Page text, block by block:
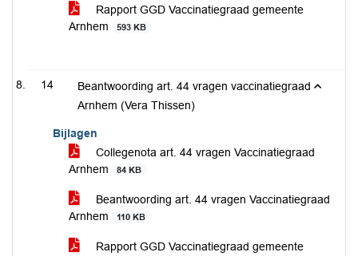
Rapport GGD Vaccinatiegraad gemeente
Arnhem
593 KB
14
Beantwoording art. 44 vragen vaccinatiegraad
Arnhem (Vera Thissen)
Bijlagen
Collegenota art. 44 vragen Vaccinatiegraad
Arnhem
84 KB
Beantwoording art. 44 vragen Vaccinatiegraad
Arnhem
110 KB
Rapport GGD Vaccinatiegraad gemeente